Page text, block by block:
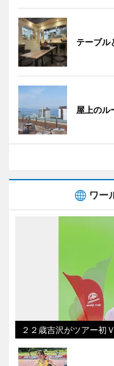
テーブル
屋上のル
ワー
２２歳吉沢がツアー初